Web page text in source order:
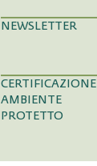
NEWSLETTER
CERTIFICAZIONE
AMBIENTE
PROTETTO